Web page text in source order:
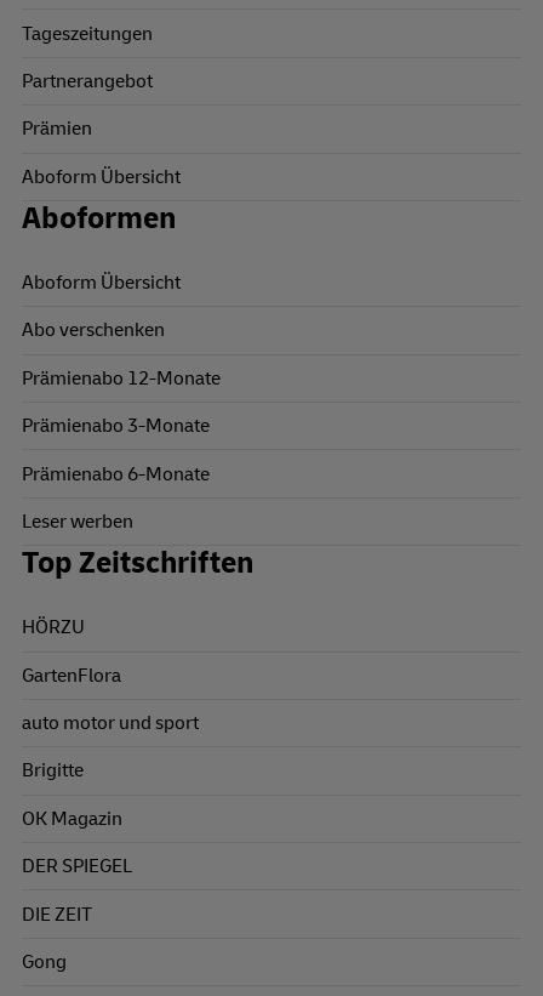
Tageszeitungen
Partnerangebot
Prämien
Aboform Übersicht
Aboformen
Aboform Übersicht
Abo verschenken
Prämienabo 12-Monate
Prämienabo 3-Monate
Prämienabo 6-Monate
Leser werben
Top Zeitschriften
HÖRZU
GartenFlora
auto motor und sport
Brigitte
OK Magazin
DER SPIEGEL
DIE ZEIT
Gong